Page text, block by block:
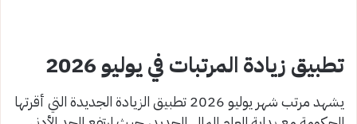
تطبيق زيادة المرتبات في يوليو 2026
يشهد مرتب شهر يوليو 2026 تطبيق الزيادة الجديدة التي أقرتها